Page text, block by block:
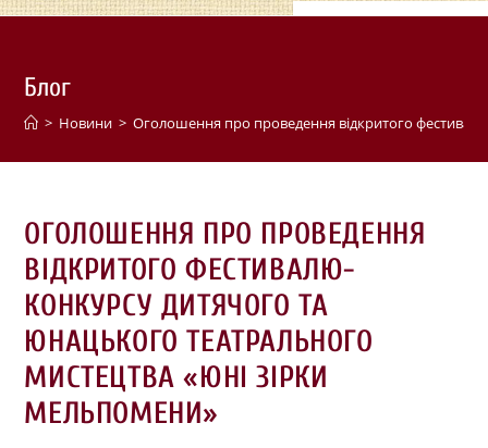
Блог
> Новини > Оголошення про проведення відкритого
ОГОЛОШЕННЯ ПРО ПРОВЕДЕННЯ
ВІДКРИТОГО ФЕСТИВАЛЮ-
КОНКУРСУ ДИТЯЧОГО ТА
ЮНАЦЬКОГО ТЕАТРАЛЬНОГО
МИСТЕЦТВА «ЮНІ ЗІРКИ
МЕЛЬПОМЕНИ»